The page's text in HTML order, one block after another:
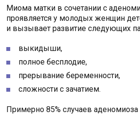
Миома матки в сочетании с
проявляется у молодых женщин
и вызывает развитие следующих
выкидыши,
полное бесплодие,
прерывание беременности,
сложности с зачатием.
Примерно 85% случаев аденомиоза